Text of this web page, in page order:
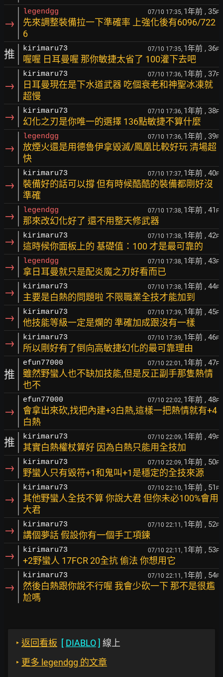
→
legendgg 07/10 17:35, 1年前 , 35F
先來調整裝備拉一下準確率 上強化後有6096/722
6
推 kirimaru73 07/10 17:35, 1年前 , 36F
喔喔 日耳曼喔 那你敏捷太省了 100灌下去吧
→
kirimaru73 07/10 17:36, 1年前 , 37F
日耳曼現在是下水道武器 吃個衰老和神聖冰凍就
超慢
→ kirimaru73 07/10 17:36, 1年前 , 38F
幻化之刃是你唯一的選擇 136點敏捷不算什麼
→
legendgg 07/10 17:36, 1年前 , 39F
放煙火還是用德魯伊拿毀滅/鳳凰比較好玩 清場超
快
→
kirimaru73 07/10 17:37, 1年前 , 40F
裝備好的話可以撐 但有時候酷酷的裝備都剛好沒
準確
→ legendgg 07/10 17:38, 1年前 , 41 F
那來改幻化好了 還不用整天修武器
→ kirimaru73 07/10 17:38, 1年前 , 42F
這時候你面板上的 基礎值：100 才是最可靠的
→ legendgg 07/10 17:38, 1年前 , 43F
拿日耳曼就只是配炎魔之刃好看而已
→ kirimaru73 07/10 17:38, 1年前 , 44F
主要是白熱的問題啦 不限職業全技才能加到
→ kirimaru73 07/10 17:39, 1年前 , 45F
他技能等級一定是爛的 準確加成跟沒有一樣
→ kirimaru73 07/10 17:39, 1年前 , 46F
所以剛好有了倒向高敏捷幻化的最可靠理由
推
efun77000 07/10 22:01, 1年前 , 47F
雖然野蠻人也不缺加技能,但是反正副手那隻熱情
也不
→
efun77000 07/10 22:02, 1年前 , 48F
會拿出來砍,找把內建+3白熱,這樣一把熱情就有+4
白熱
推 kirimaru73 07/10 22:09, 1年前 , 49F
其實白熱權杖算好 因為白熱只能用全技加
→ kirimaru73 07/10 22:09, 1年前 , 50F
野蠻人只有毀符+1和鬼叫+1是穩定的全技來源
→
kirimaru73 07/10 22:10, 1年前 , 51 F
其他野蠻人全技不算 你說大君 但你未必100%會用
大君
→ kirimaru73 07/10 22:11, 1年前 , 52F
講個夢話 假設你有一個手工項鍊
→ kirimaru73 07/10 22:11, 1年前 , 53F
+2野蠻人 17FCR 20全抗 偷法 你想用它
→
kirimaru73 07/10 22:11, 1年前 , 54F
然後白熱跟你說不行喔 我會少砍一下 那不是很尷
尬嗎
‣ 返回看板 [ DIABLO] 線上
‣ 更多 legendgg 的文章